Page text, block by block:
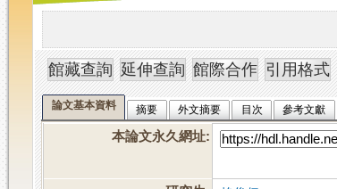
統
論文基本資料 摘要 外文摘要 目次 參考文獻
本論文永久網址: